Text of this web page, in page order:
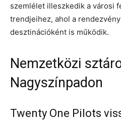
szemlélet illeszkedik a városi
trendjeihez, ahol a
desztinációként is működik.
Nemzetközi
Nagyszínpadon
Twenty One Pilots